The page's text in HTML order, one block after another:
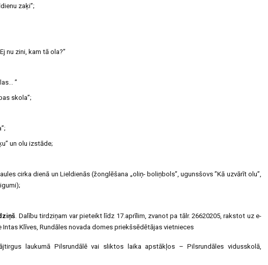
zaķi”;
nu zini, kam tā ola?”
”
skola”;
un olu izstāde;
cirka dienā un Lieldienās (žonglēšana „oliņ- boliņbols”, ugunsšovs ”Kā uzvārīt olu”,
. Dalību tirdziņam var pieteikt līdz 17.aprīlim, zvanot pa tālr. 26620205, rakstot uz e-
Klīves, Rundāles novada domes priekšsēdētājas vietnieces
laukumā Pilsrundālē vai sliktos laika apstākļos – Pilsrundāles vidusskolā,